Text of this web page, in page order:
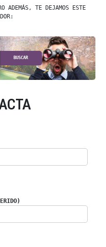
ADEMÁS, TE DEJAMOS ESTE
BUSCAR